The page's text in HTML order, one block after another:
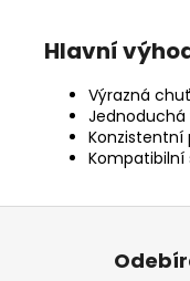
Hlavní
Výrazná
Kompatibilní
Z